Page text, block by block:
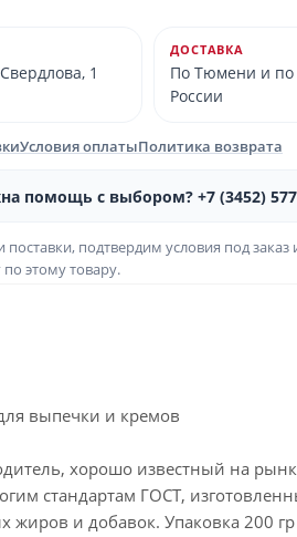
1
ДОСТАВКА
По Тюмени и по
России
Условия оплатыПолитика возврата
помощь с выбором? +7 (3452)
подтвердим условия под заказ
этому товару.
выпечки и кремов
хорошо известный на
стандартам ГОСТ,
жиров и добавок. Упаковка 200